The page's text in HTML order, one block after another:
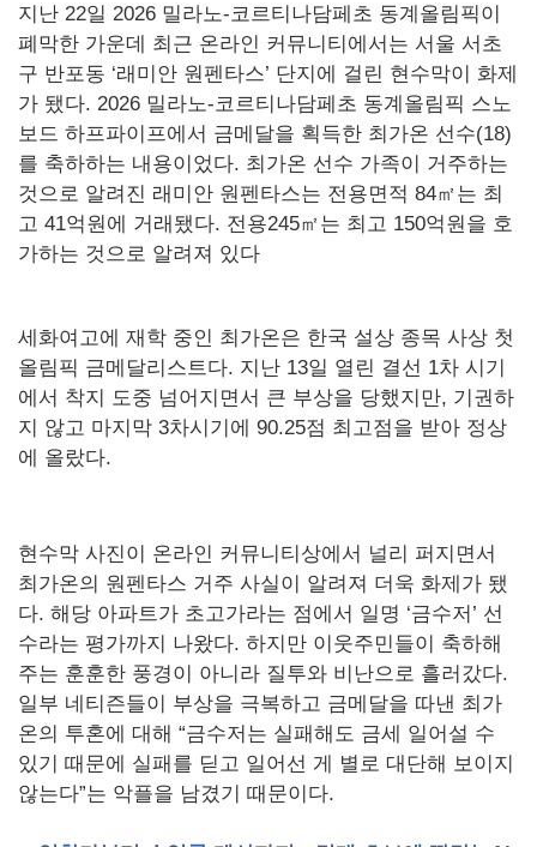
지난 22일 2026 밀라노-코르티나담페초 동계올림픽이
폐막한 가운데 최근 온라인 커뮤니티에서는 서울 서초
구 반포동 ‘래미안 원펜타스’ 단지에 걸린 현수막이 화제
가 됐다. 2026 밀라노-코르티나담페초 동계올림픽 스노
보드 하프파이프에서 금메달을 획득한 최가온 선수(18)
를 축하하는 내용이었다. 최가온 선수 가족이 거주하는
것으로 알려진 래미안 원펜타스는 전용면적 84㎡는 최
고 41억원에 거래됐다. 전용245㎡는 최고 150억원을 호
가하는 것으로 알려져 있다
세화여고에 재학 중인 최가온은 한국 설상 종목 사상 첫
올림픽 금메달리스트다. 지난 13일 열린 결선 1차 시기
에서 착지 도중 넘어지면서 큰 부상을 당했지만, 기권하
지 않고 마지막 3차시기에 90.25점 최고점을 받아 정상
에 올랐다.
현수막 사진이 온라인 커뮤니티상에서 널리 퍼지면서
최가온의 원펜타스 거주 사실이 알려져 더욱 화제가 됐
다. 해당 아파트가 초고가라는 점에서 일명 ‘금수저’ 선
수라는 평가까지 나왔다. 하지만 이웃주민들이 축하해
주는 훈훈한 풍경이 아니라 질투와 비난으로 흘러갔다.
일부 네티즌들이 부상을 극복하고 금메달을 따낸 최가
온의 투혼에 대해 “금수저는 실패해도 금세 일어설 수
있기 때문에 실패를 딛고 일어선 게 별로 대단해 보이지
않는다”는 악플을 남겼기 때문이다.